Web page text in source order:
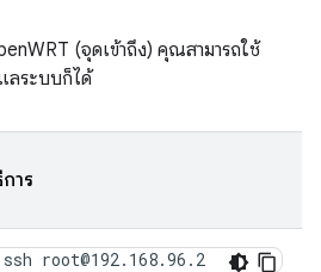
(จุดเข้าถึง) คุณสามารถใช้
ลระบบก็ได้
าร
ssh root@192.168.96.2